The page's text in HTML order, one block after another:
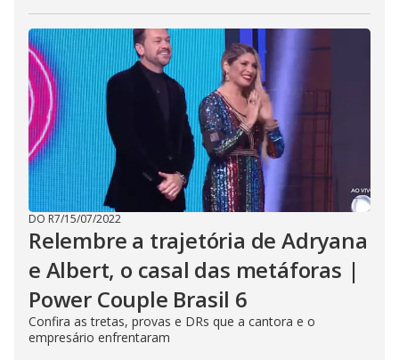
DO R7/15/07/2022
Relembre a trajetória de Adryana
e Albert, o casal das metáforas |
Power Couple Brasil 6
Confira as tretas, provas e DRs que a cantora e o
empresário enfrentaram